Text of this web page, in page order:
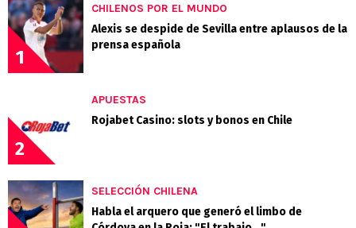
1
CHILENOS POR EL MUNDO
Alexis se despide de Sevilla entre aplausos de la
prensa española
2
APUESTAS
Rojabet Casino: slots y bonos en Chile
SELECCIÓN CHILENA
Habla el arquero que generó el limbo de